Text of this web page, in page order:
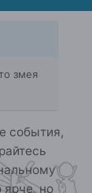
змея
события,
ярче, но